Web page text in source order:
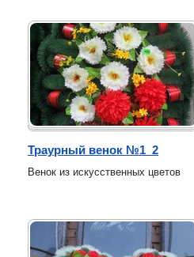
ритуальных венков на всех
кладбищах Курганской области.
Мы бережно и с уважением
выполним поручение, выберем
венок по вашему желанию и
предоставим фотоотчёт после
выполнения. Это способ выразить
память и заботу, даже находясь
далеко.
Траурный венок №1_2
Венок из искусственных цветов